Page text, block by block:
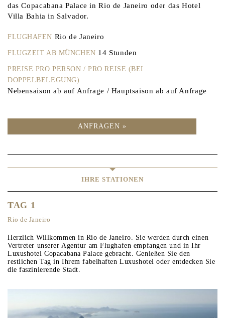
das Copacabana Palace in Rio de Janeiro oder das Hotel
Villa Bahia in Salvador.
FLUGHAFEN Rio de Janeiro
FLUGZEIT AB MÜNCHEN 14 Stunden
PREISE PRO PERSON / PRO REISE (BEI
DOPPELBELEGUNG)
Nebensaison ab auf Anfrage / Hauptsaison ab auf Anfrage
ANFRAGEN »
IHRE STATIONEN
TAG 1
Rio de Janeiro
Herzlich Willkommen in Rio de Janeiro. Sie werden durch einen
Vertreter unserer Agentur am Flughafen empfangen und in Ihr
Luxushotel Copacabana Palace gebracht. Genießen Sie den
restlichen Tag in Ihrem fabelhaften Luxushotel oder entdecken Sie
die faszinierende Stadt.